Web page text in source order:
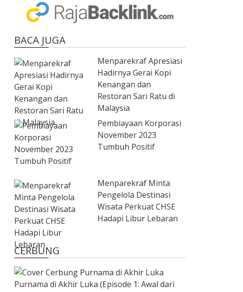
BACA JUGA
Menparekraf Apresiasi
Hadirnya Gerai Kopi
Kenangan dan
Restoran Sari Ratu di
Malaysia
Pembiayaan Korporasi
November 2023
Tumbuh Positif
Menparekraf Minta
Pengelola Destinasi
Wisata Perkuat CHSE
Hadapi Libur Lebaran
CERBUNG
Purnama di Akhir Luka (Episode 1: Awal dari